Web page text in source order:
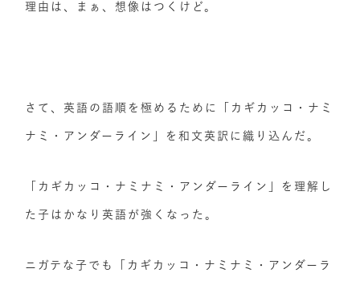
理由は、まぁ、想像はつくけど。
さて、英語の語順を極めるために「カギカッコ・ナミ
ナミ・アンダーライン」を和文英訳に織り込んだ。
「カギカッコ・ナミナミ・アンダーライン」​を理解し
た子はかなり英語が強くなった。
ニガテな子でも「カギカッコ・ナミナミ・アンダーラ